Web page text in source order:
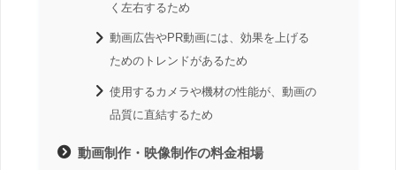
く左右するため
動画広告やPR動画には、効果を上げる
ためのトレンドがあるため
使用するカメラや機材の性能が、動画の
品質に直結するため
動画制作・映像制作の料金相場